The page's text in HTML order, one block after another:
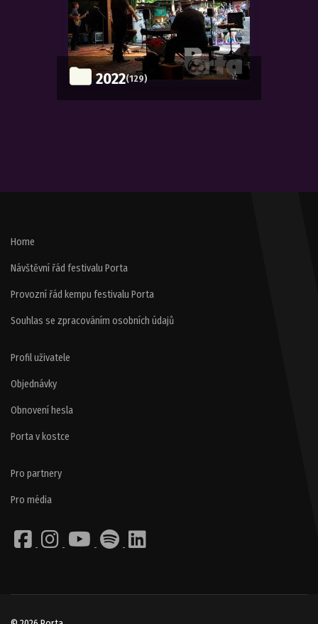
2022(129)
Home
Návštěvní řád festivalu Porta
Provozní řád kempu festivalu Porta
Souhlas se zpracováním osobních údajů
Profil uživatele
Objednávky
Obnovení hesla
Porta v kostce
Pro partnery
Pro média